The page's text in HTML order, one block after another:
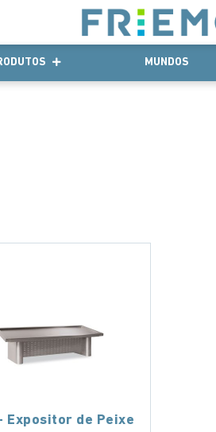
MUNDOS
Expositor de Peixe